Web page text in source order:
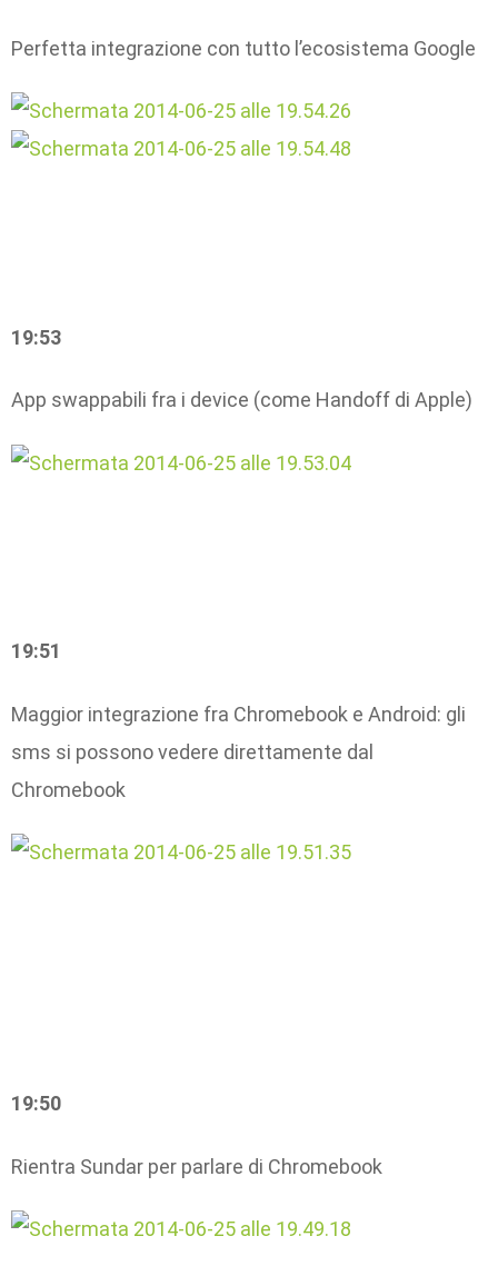
Perfetta integrazione con tutto l’ecosistema Google
19:53
App swappabili fra i device (come Handoff di Apple)
19:51
Maggior integrazione fra Chromebook e Android: gli
sms si possono vedere direttamente dal
Chromebook
19:50
Rientra Sundar per parlare di Chromebook